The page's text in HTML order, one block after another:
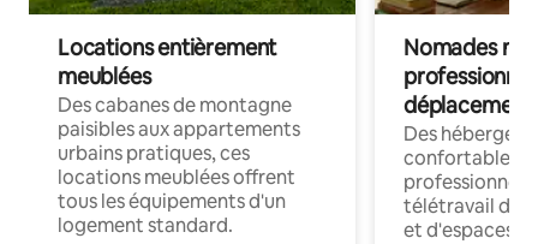
Locations entièrement
meublées
Des cabanes de montagne
paisibles aux appartements
urbains pratiques, ces
locations meublées offrent
tous les équipements d'un
logement standard.
Nomades
déplacement
Des
confortables
professionnels
télétravail
et d'espaces